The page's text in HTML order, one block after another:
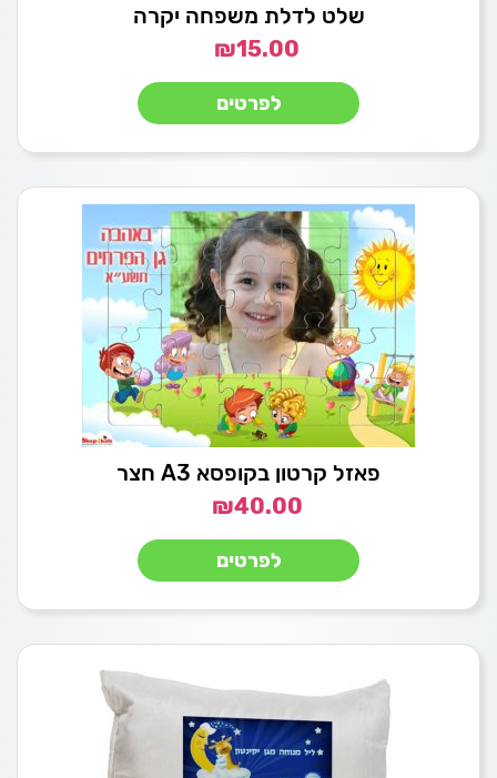
שלט לדלת משפחה יקרה
₪15.00
לפרטים
פאזל קרטון בקופסא A3 חצר
₪40.00
לפרטים